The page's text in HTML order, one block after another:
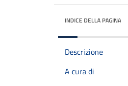
INDICE DELLA PAGINA
Descrizione
A cura di